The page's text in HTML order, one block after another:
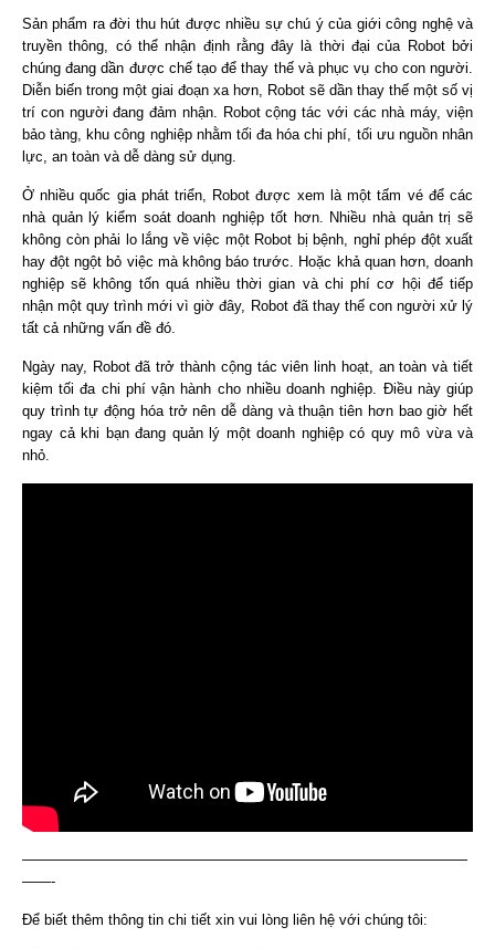
Sản phẩm ra đời thu hút được nhiều sự chú ý của giới công nghệ và
truyền thông, có thể nhận định rằng đây là thời đại của Robot bởi
chúng đang dần được chế tạo để thay thế và phục vụ cho con người.
Diễn biến trong một giai đoạn xa hơn, Robot sẽ dần thay thế một số vị
trí con người đang đảm nhận. Robot cộng tác với các nhà máy, viện
bảo tàng, khu công nghiệp nhằm tối đa hóa chi phí, tối ưu nguồn nhân
lực, an toàn và dễ dàng sử dụng.
Ở nhiều quốc gia phát triển, Robot được xem là một tấm vé để các
nhà quản lý kiểm soát doanh nghiệp tốt hơn. Nhiều nhà quản trị sẽ
không còn phải lo lắng về việc một Robot bị bệnh, nghỉ phép đột xuất
hay đột ngột bỏ việc mà không báo trước. Hoặc khả quan hơn, doanh
nghiệp sẽ không tốn quá nhiều thời gian và chi phí cơ hội để tiếp
nhận một quy trình mới vì giờ đây, Robot đã thay thế con người xử lý
tất cả những vấn đề đó.
Ngày nay, Robot đã trở thành cộng tác viên linh hoạt, an toàn và tiết
kiệm tối đa chi phí vận hành cho nhiều doanh nghiệp. Điều này giúp
quy trình tự động hóa trở nên dễ dàng và thuận tiên hơn bao giờ hết
ngay cả khi bạn đang quản lý một doanh nghiệp có quy mô vừa và
nhỏ.
———————————————————————————————
——-
Để biết thêm thông tin chi tiết xin vui lòng liên hệ với chúng tôi: